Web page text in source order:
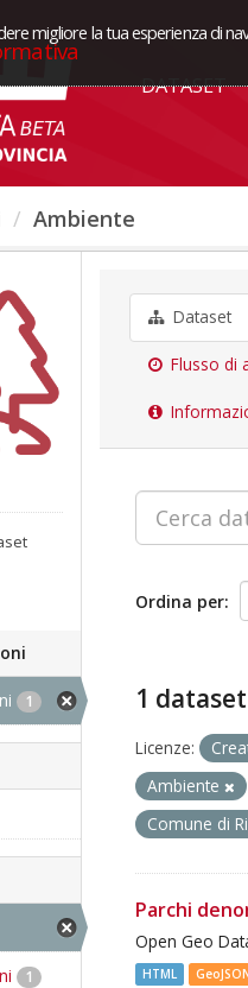
migliore la tua esperienza di
DATASET
Ambiente
1
1
Dataset
Flusso di
Ordina per
1
Licenze:
Ambiente
Comune di
Parchi
Open Geo
HTML